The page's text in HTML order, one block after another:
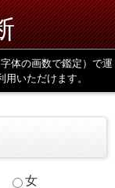
体の画数で鑑定）で運
いただけます。
女